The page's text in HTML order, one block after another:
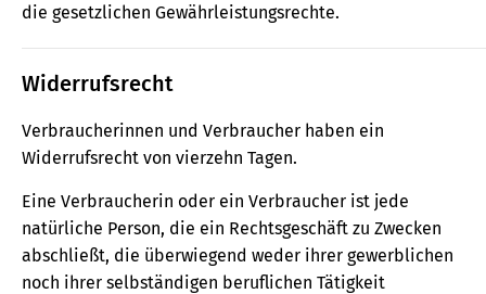
die gesetzlichen Gewährleistungsrechte.
Widerrufsrecht
Verbraucherinnen und Verbraucher haben ein
Widerrufsrecht von vierzehn Tagen.
Eine Verbraucherin oder ein Verbraucher ist jede
natürliche Person, die ein Rechtsgeschäft zu Zwecken
abschließt, die überwiegend weder ihrer gewerblichen
noch ihrer selbständigen beruflichen Tätigkeit